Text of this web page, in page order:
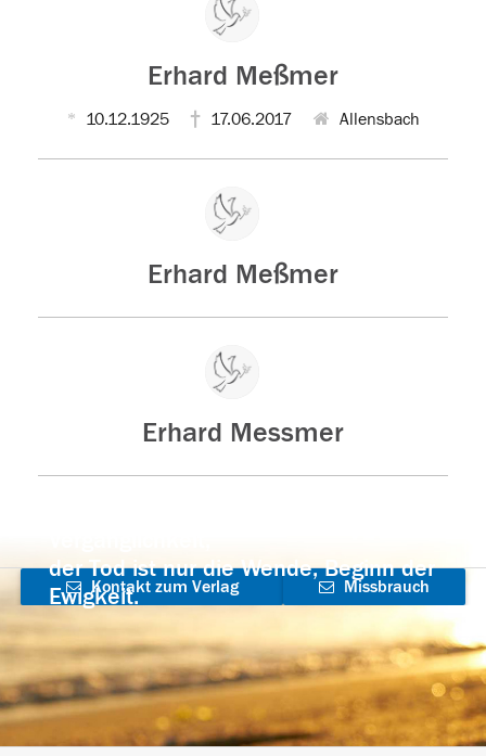
Erhard Meßmer
10.12.1925 17.06.2017 Allensbach
Erhard Meßmer
Erhard Messmer
der Tod ist nur die Wende, Beginn der
Ewigkeit.
Kontakt zum Verlag
aufnehmen
Missbrauch